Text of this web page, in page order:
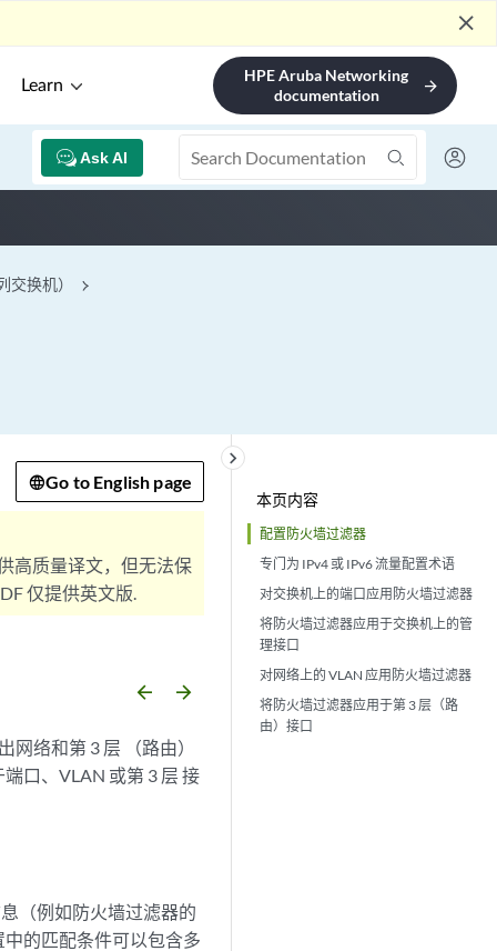
close
Learn
HPE Aruba Networking
documentation
arrow_forward
Ask AI
交换机）
本页内容
配置防火墙过滤器
专门为 IPv4 或 IPv6 流量配置术语
对交换机上的端口应用防火墙过滤器
将防火墙过滤器应用于交换机上的管
理接口
对网络上的 VLAN 应用防火墙过滤器
将防火墙过滤器应用于第 3 层（路
由）接口
keyboard_arrow_right
Go to English page
高质量译文，但无法保
仅提供英文版.
arrow_backward arrow_forward
络和第 3 层 （路由）
口、VLAN 或第 3 层 接
（例如防火墙过滤器的
的匹配条件可以包含多